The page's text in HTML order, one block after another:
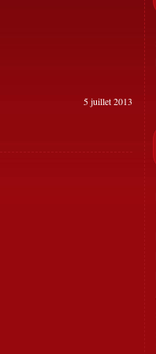
5 juillet 2013